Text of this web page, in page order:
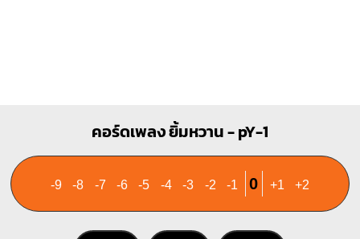
คอร์ดเพลง ยิ้มหวาน - pY-1
-9 -8 -7 -6 -5 -4 -3 -2 -1 0 +1 +2